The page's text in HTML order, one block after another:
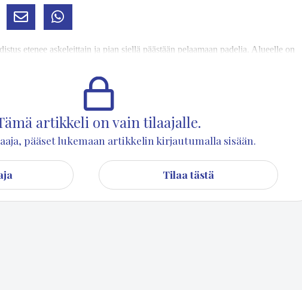
SähköpostiWhatsapp
ete­nee as­ke­leit­tain ja pian siel­lä pääs­tään pe­laa­maan pa­de­lia. Alu­eel­le on
artikkeli on vain tilaajalle.
pääset lukemaan artikkelin kirjautumalla sisään.
Tilaa tästä